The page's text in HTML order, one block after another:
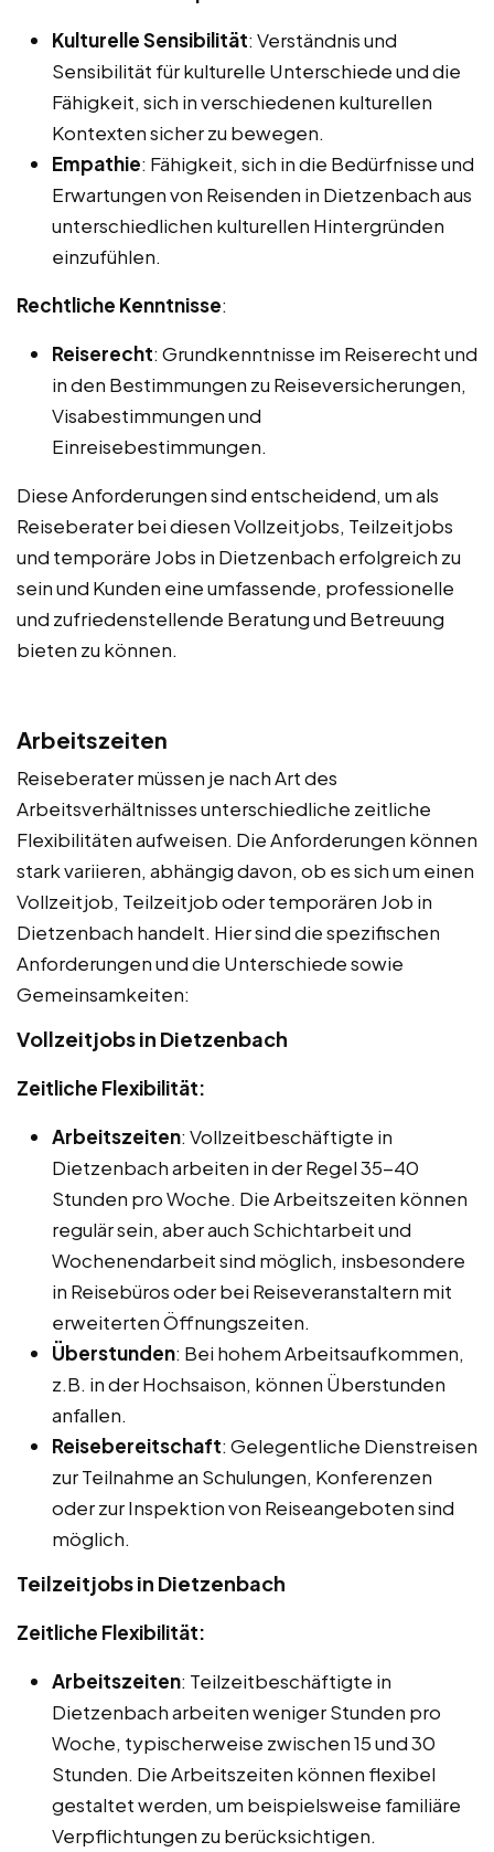
Kulturelle Sensibilität: Verständnis und
Sensibilität für kulturelle Unterschiede und die
Fähigkeit, sich in verschiedenen kulturellen
Kontexten sicher zu bewegen.
Empathie: Fähigkeit, sich in die Bedürfnisse und
Erwartungen von Reisenden in Dietzenbach aus
unterschiedlichen kulturellen Hintergründen
einzufühlen.
Rechtliche Kenntnisse:
Reiserecht: Grundkenntnisse im Reiserecht und
in den Bestimmungen zu Reiseversicherungen,
Visabestimmungen und
Einreisebestimmungen.
Diese Anforderungen sind entscheidend, um als
Reiseberater bei diesen Vollzeitjobs, Teilzeitjobs
und temporäre Jobs in Dietzenbach erfolgreich zu
sein und Kunden eine umfassende, professionelle
und zufriedenstellende Beratung und Betreuung
bieten zu können.
Arbeitszeiten
Reiseberater müssen je nach Art des
Arbeitsverhältnisses unterschiedliche zeitliche
Flexibilitäten aufweisen. Die Anforderungen können
stark variieren, abhängig davon, ob es sich um einen
Vollzeitjob, Teilzeitjob oder temporären Job in
Dietzenbach handelt. Hier sind die spezifischen
Anforderungen und die Unterschiede sowie
Gemeinsamkeiten:
Vollzeitjobs in Dietzenbach
Zeitliche Flexibilität:
Arbeitszeiten: Vollzeitbeschäftigte in
Dietzenbach arbeiten in der Regel 35-40
Stunden pro Woche. Die Arbeitszeiten können
regulär sein, aber auch Schichtarbeit und
Wochenendarbeit sind möglich, insbesondere
in Reisebüros oder bei Reiseveranstaltern mit
erweiterten Öffnungszeiten.
Überstunden: Bei hohem Arbeitsaufkommen,
z.B. in der Hochsaison, können Überstunden
anfallen.
Reisebereitschaft: Gelegentliche Dienstreisen
zur Teilnahme an Schulungen, Konferenzen
oder zur Inspektion von Reiseangeboten sind
möglich.
Teilzeitjobs in Dietzenbach
Zeitliche Flexibilität:
Arbeitszeiten: Teilzeitbeschäftigte in
Dietzenbach arbeiten weniger Stunden pro
Woche, typischerweise zwischen 15 und 30
Stunden. Die Arbeitszeiten können flexibel
gestaltet werden, um beispielsweise familiäre
Verpflichtungen zu berücksichtigen.